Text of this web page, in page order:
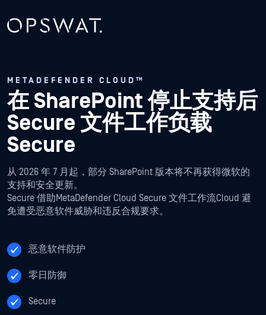
METADEFENDER CLOUD™
在 SharePoint 停止支持后
Secure 文件工作负载
Secure
从 2026 年 7 月起，部分 SharePoint 版本将不再获得微软的
支持和安全更新。
Secure 借助MetaDefender Cloud Secure 文件工作流Cloud 避
免遭受恶意软件威胁和违反合规要求。
恶意软件防护
零日防御
Secure